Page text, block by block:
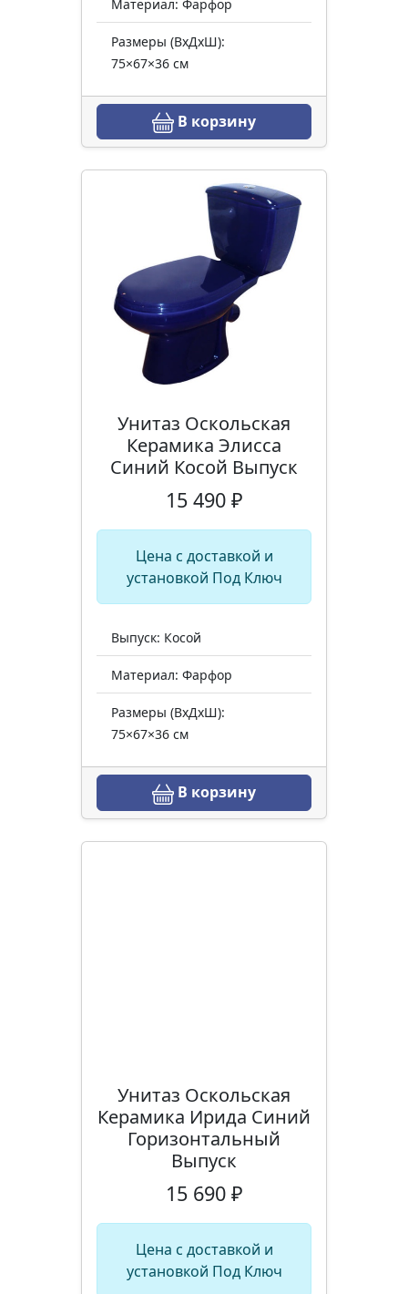
Материал: Фарфор
Размеры (ВхДхШ):
75×67×36 см
В корзину
Унитаз Оскольская
Керамика Элисса
Синий Косой Выпуск
15 490 ₽
Цена с доставкой и
установкой Под Ключ
Выпуск: Косой
Материал: Фарфор
Размеры (ВхДхШ):
75×67×36 см
В корзину
Унитаз Оскольская
Керамика Ирида Синий
Горизонтальный
Выпуск
15 690 ₽
Цена с доставкой и
установкой Под Ключ